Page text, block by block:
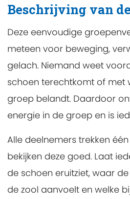
Beschrijving van
Deze eenvoudige
meteen voor beweging,
gelach. Niemand weet
schoen terechtkomt of met
groep belandt. Daardoor
energie in de groep en is
Alle deelnemers trekken
bekijken deze goed. Laat
de schoen eruitziet, waar
de zool aanvoelt en welke